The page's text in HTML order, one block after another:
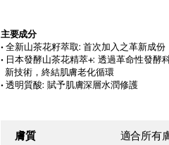
主要成分
• 全新山茶花籽萃取: 首次加入之革新成
• 日本發酵山茶花精萃+: 透過革命性發
新技術，終結肌膚老化循環
• 透明質酸: 賦予肌膚深層水潤修護
膚質 適合所有